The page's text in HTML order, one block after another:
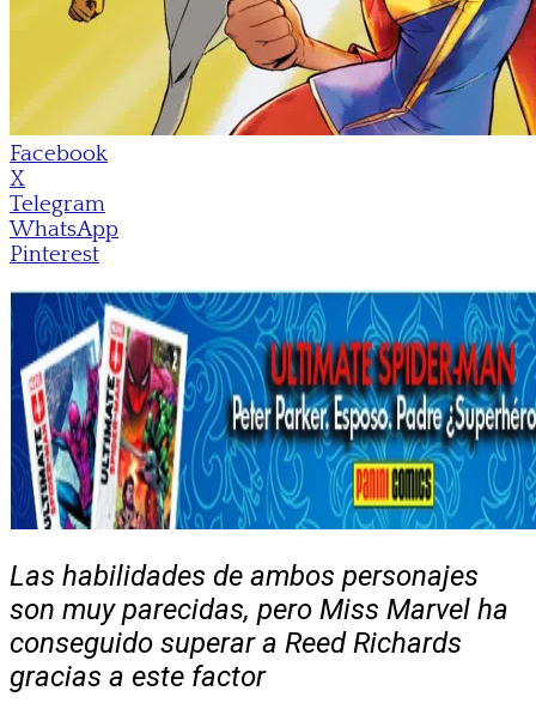
Facebook
X
Telegram
WhatsApp
Pinterest
Las habilidades de ambos personajes
son muy parecidas, pero Miss Marvel ha
conseguido superar a Reed Richards
gracias a este factor